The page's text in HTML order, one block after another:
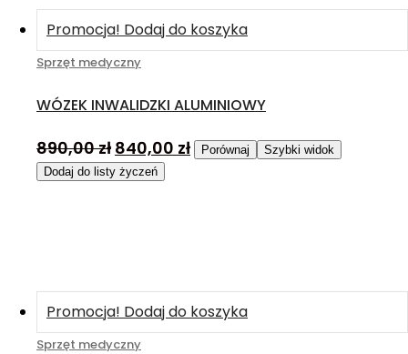
Promocja! Dodaj do koszyka
Sprzęt medyczny
WÓZEK INWALIDZKI ALUMINIOWY
890,00zł 840,00 zł Porównaj
Szybki widok
Dodaj do listy życzeń
Promocja! Dodaj do koszyka
Sprzęt medyczny